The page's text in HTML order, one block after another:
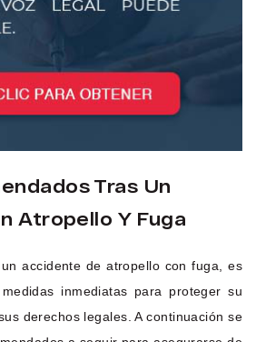
Tras Un
Atropello Y Fuga
accidente de atropello con fuga, es
inmediatas para proteger su
derechos legales. A continuación se